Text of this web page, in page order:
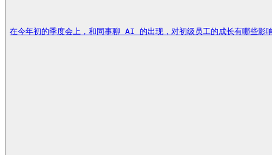
在今年初的季度会上，和同事聊 AI 的出现，对初级员工的成长有哪些